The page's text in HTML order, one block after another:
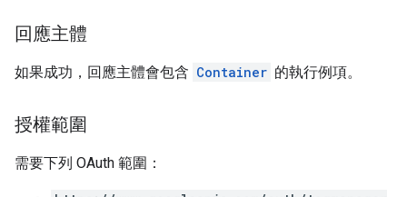
回應主體
如果成功，回應主體會包含 Container 的執行例項。
授權範圍
需要下列 OAuth 範圍：